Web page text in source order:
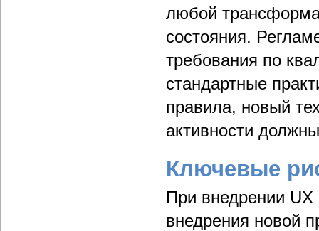
любой
состояния.
требования по
стандартные
правила, новый
активности
Ключевые
При внедрении
внедрения новой